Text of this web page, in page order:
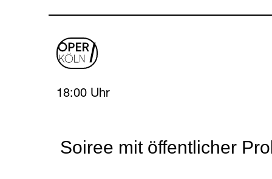
Soiree mit öffentlicher
Tuesday, 27 April 2027
18:00 Uhr
oper